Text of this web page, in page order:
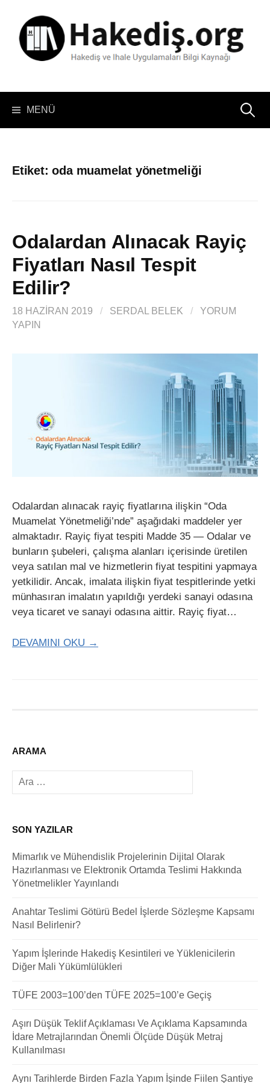
MENÜ Arama:
Etiket:oda muamelat yönetmeliği
Odalardan Alınacak Rayiç
Fiyatları Nasıl Tespit
Edilir?
18 HAZIRAN 2019 / SERDAL BELEK /
YORUM
YAPIN
Odalardan alınacak rayiç fiyatlarına ilişkin “Oda
Muamelat Yönetmeliği’nde” aşağıdaki maddeler yer
almaktadır. Rayiç fiyat tespiti Madde 35 — Odalar ve
bunların şubeleri, çalışma alanları içerisinde üretilen
veya satılan mal ve hizmetlerin fiyat tespitini yapmaya
yetkilidir. Ancak, imalata ilişkin fiyat tespitlerinde yetki
münhasıran imalatın yapıldığı yerdeki sanayi odasına
veya ticaret ve sanayi odasına aittir. Rayiç fiyat…
DEVAMINI OKU →
ARAMA
Arama:
SON YAZILAR
Mimarlık ve Mühendislik Projelerinin Dijital Olarak
Hazırlanması ve Elektronik Ortamda Teslimi Hakkında
Yönetmelikler Yayınlandı
Anahtar Teslimi Götürü Bedel İşlerde Sözleşme Kapsamı
Nasıl Belirlenir?
Yapım İşlerinde Hakediş Kesintileri ve Yüklenicilerin
Diğer Mali Yükümlülükleri
TÜFE 2003=100’den TÜFE 2025=100’e Geçiş
Aşırı Düşük Teklif Açıklaması Ve Açıklama Kapsamında
İdare Metrajlarından Önemli Ölçüde Düşük Metraj
Kullanılması
Aynı Tarihlerde Birden Fazla Yapım İşinde Fiilen Şantiye